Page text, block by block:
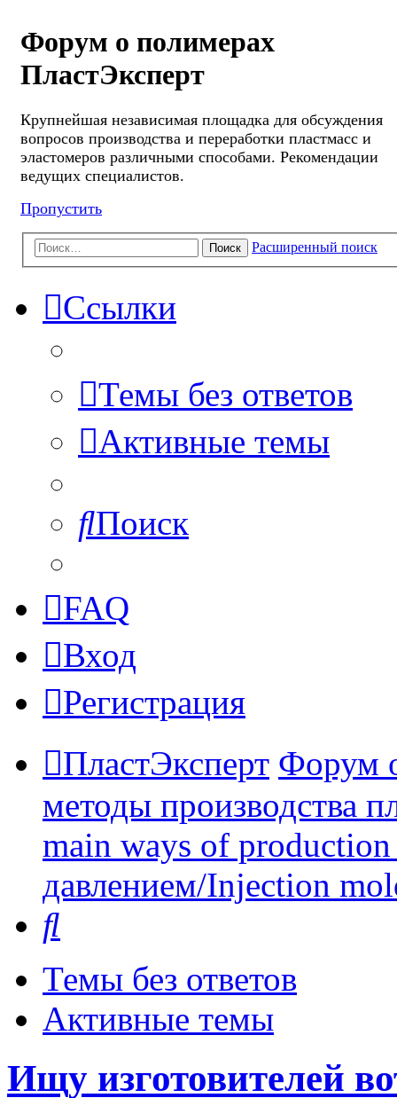
Форум о полимерах
ПластЭксперт
Крупнейшая независимая площадка для обсуждения
вопросов производства и переработки пластмасс и
эластомеров различными способами. Рекомендации
ведущих специалистов.
Пропустить
Поиск Расширенный поиск
Ссылки
Темы без ответов
Активные темы
Поиск
FAQ
Вход
Регистрация
ПластЭксперт Форум
методы производства
main ways of
давлением/Injection
Темы без ответов
Активные темы
Ищу изготовителей